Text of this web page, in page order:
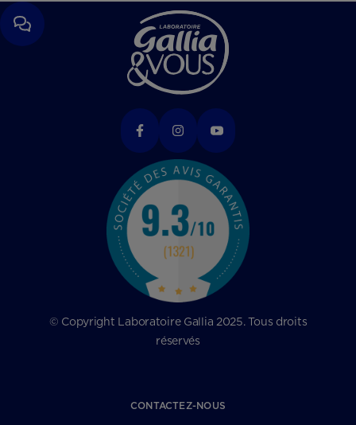
© Copyright Laboratoire Gallia 2025. Tous droits
réservés
CONTACTEZ-NOUS